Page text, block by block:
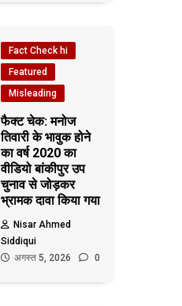
Fact Check hi
Featured
Misleading
फैक्ट चेक: मनोज
तिवारी के भावुक होने
का वर्ष 2020 का
वीडियो बांकीपुर उप
चुनाव से जोड़कर
भ्रामक दावा किया गया
Nisar Ahmed
Siddiqui
अगस्त 5, 2026
0